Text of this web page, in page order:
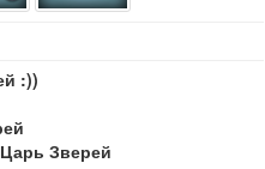
:))
Царь Зверей